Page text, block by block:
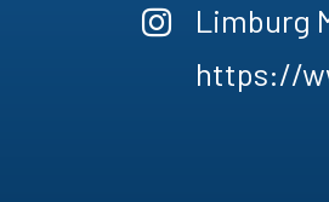
Limburg
https://